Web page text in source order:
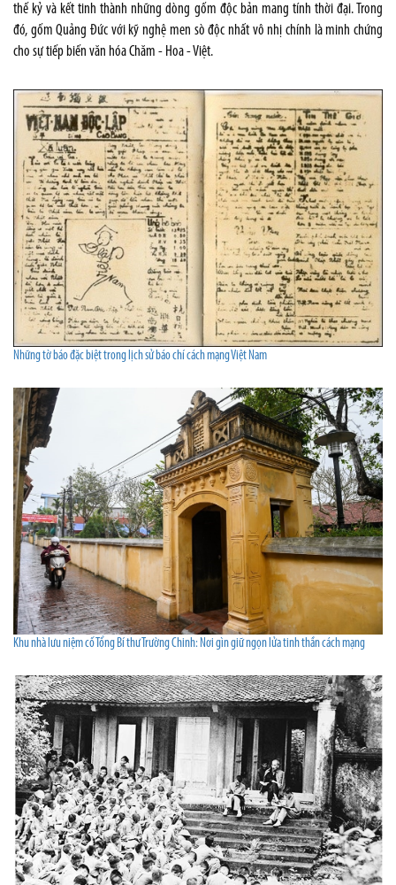
thế kỷ và kết tinh thành những dòng gốm độc bản mang tính thời đại. Trong
đó, gốm Quảng Đức với kỹ nghệ men sò độc nhất vô nhị chính là minh chứng
cho sự tiếp biến văn hóa Chăm - Hoa - Việt.
Những tờ báo đặc biệt trong lịch sử báo chí cách mạng Việt Nam
Khu nhà lưu niệm cố Tổng Bí thư Trường Chinh: Nơi gìn giữ ngọn lửa tinh thần cách mạng